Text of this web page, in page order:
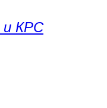
и КРС